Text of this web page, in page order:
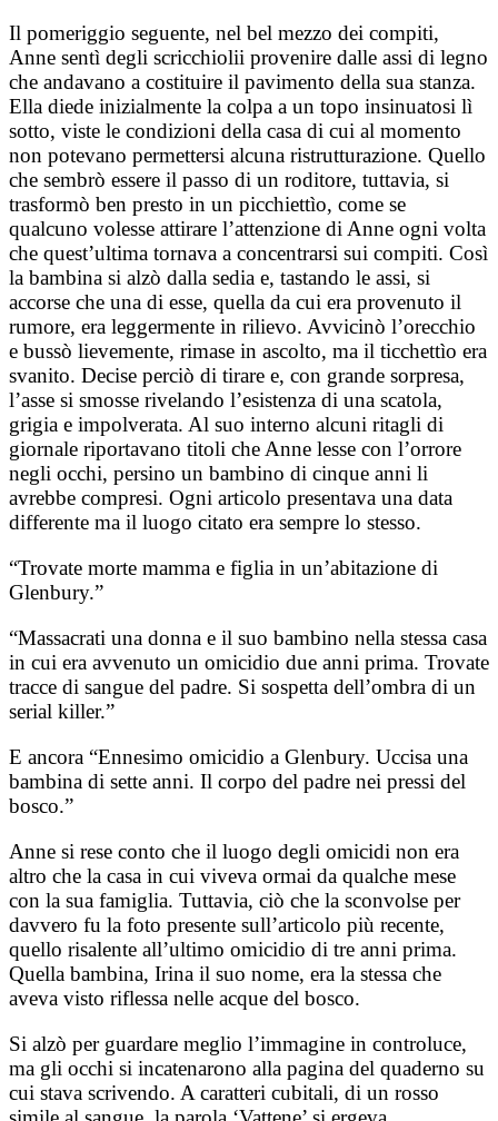
Il pomeriggio seguente, nel bel mezzo dei compiti,
Anne sentì degli scricchiolii provenire dalle assi di legno
che andavano a costituire il pavimento della sua stanza.
Ella diede inizialmente la colpa a un topo insinuatosi lì
sotto, viste le condizioni della casa di cui al momento
non potevano permettersi alcuna ristrutturazione. Quello
che sembrò essere il passo di un roditore, tuttavia, si
trasformò ben presto in un picchiettìo, come se
qualcuno volesse attirare l’attenzione di Anne ogni volta
che quest’ultima tornava a concentrarsi sui compiti. Così
la bambina si alzò dalla sedia e, tastando le assi, si
accorse che una di esse, quella da cui era provenuto il
rumore, era leggermente in rilievo. Avvicinò l’orecchio
e bussò lievemente, rimase in ascolto, ma il ticchettìo era
svanito. Decise perciò di tirare e, con grande sorpresa,
l’asse si smosse rivelando l’esistenza di una scatola,
grigia e impolverata. Al suo interno alcuni ritagli di
giornale riportavano titoli che Anne lesse con l’orrore
negli occhi, persino un bambino di cinque anni li
avrebbe compresi. Ogni articolo presentava una data
differente ma il luogo citato era sempre lo stesso.
“Trovate morte mamma e figlia in un’abitazione di
Glenbury.”
“Massacrati una donna e il suo bambino nella stessa casa
in cui era avvenuto un omicidio due anni prima. Trovate
tracce di sangue del padre. Si sospetta dell’ombra di un
serial killer.”
E ancora “Ennesimo omicidio a Glenbury. Uccisa una
bambina di sette anni. Il corpo del padre nei pressi del
bosco.”
Anne si rese conto che il luogo degli omicidi non era
altro che la casa in cui viveva ormai da qualche mese
con la sua famiglia. Tuttavia, ciò che la sconvolse per
davvero fu la foto presente sull’articolo più recente,
quello risalente all’ultimo omicidio di tre anni prima.
Quella bambina, Irina il suo nome, era la stessa che
aveva visto riflessa nelle acque del bosco.
Si alzò per guardare meglio l’immagine in controluce,
ma gli occhi si incatenarono alla pagina del quaderno su
cui stava scrivendo. A caratteri cubitali, di un rosso